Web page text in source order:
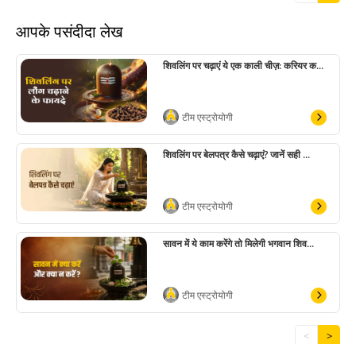
आपके पसंदीदा लेख
शिवलिंग पर चढ़ाएं ये एक काली चीज़: करियर क...
टीम एस्ट्रोयोगी
शिवलिंग पर बेलपत्र कैसे चढ़ाएं? जानें सही ...
टीम एस्ट्रोयोगी
सावन में ये काम करेंगे तो मिलेगी भगवान शिव...
टीम एस्ट्रोयोगी
< >